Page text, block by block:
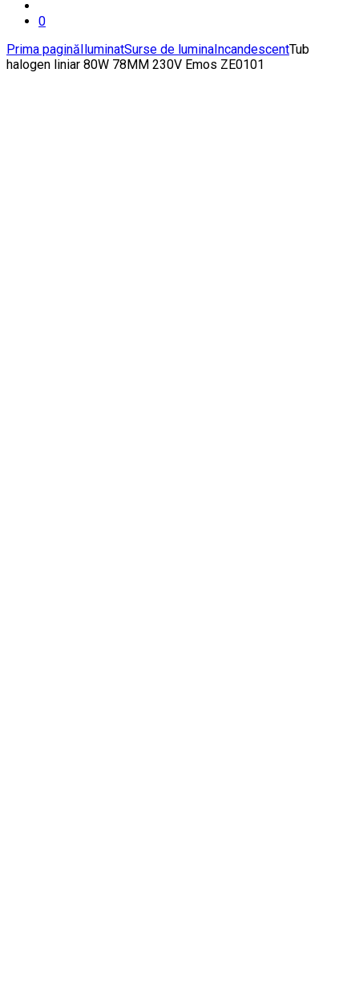
0
Prima paginăIluminatSurse de luminaIncandescentTub
halogen liniar 80W 78MM 230V Emos ZE0101